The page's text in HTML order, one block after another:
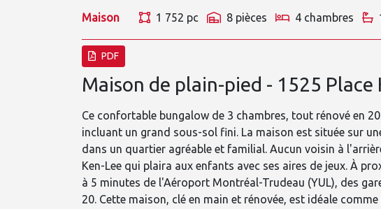
Maison 1 752 pc 8 pièces 4 chambres
PDF
Maison de plain-pied - 1525 Place
Ce confortable bungalow de 3 chambres, tout rénové en
incluant un grand sous-sol fini. La maison est située sur
dans un quartier agréable et familial. Aucun voisin à
Ken-Lee qui plaira aux enfants avec ses aires de jeux. À
à 5 minutes de l'Aéroport Montréal-Trudeau (YUL), des
20. Cette maison, clé en main et rénovée, est idéale